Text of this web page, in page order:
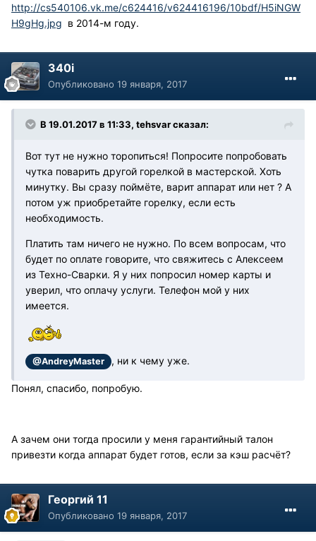
http://cs540106.vk.me/c624416/v624416196/10bdf/H5iNGW
H9gHg.jpg в 2014-м году.
340i
Опубликовано 19 января, 2017
В 19.01.2017 в 11:33, tehsvar сказал:
Вот тут не нужно торопиться! Попросите попробовать
чутка поварить другой горелкой в мастерской. Хоть
минутку. Вы сразу поймёте, варит аппарат или нет ? А
потом уж приобретайте горелку, если есть
необходимость.
Платить там ничего не нужно. По всем вопросам, что
будет по оплате говорите, что свяжитесь с Алексеем
из Техно-Сварки. Я у них попросил номер карты и
уверил, что оплачу услуги. Телефон мой у них
имеется.
@AndreyMaster , ни к чему уже.
Понял, спасибо, попробую.
А зачем они тогда просили у меня гарантийный талон
привезти когда аппарат будет готов, если за кэш расчёт?
Георгий 11
Опубликовано 19 января, 2017